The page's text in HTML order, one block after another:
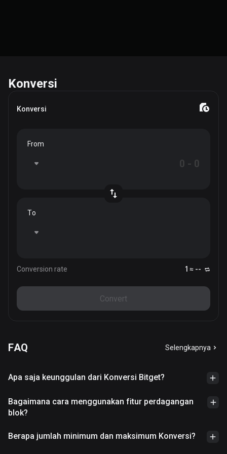
Konversi
Konversi
From
To
Conversion rate 1 ≈ --
Convert
FAQ Selengkapnya
Apa saja keunggulan dari Konversi Bitget?
Bagaimana cara menggunakan fitur perdagangan
blok?
Berapa jumlah minimum dan maksimum Konversi?